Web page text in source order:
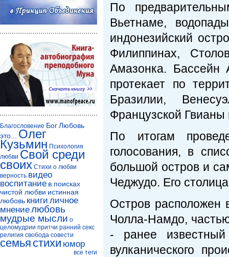
По
Вьетнаме,
индонезийский
Филиппинах,
Амазонка. Бассейн
протекает по
Бразилии,
Французской Гвианы
По итогам
голосования, в
большой остров и
Чеджудо. Его
Остров расположен
Чолла-Намдо,
- ранее
вулканического
Благословение БогЛюбовь
это...
Олег
Кузьмин Психология
любви Свой среди
своих Стихи о любви
верность видео
воспитание в поисках
чистой любви истинная
любовь книги личное
мнениелюбовь
мудрые мысли о
целомудрии притчи ранний секс
религия свобода совести
семья стихи юмор
все теги